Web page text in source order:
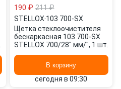
190 ₽ 211 ₽
STELLOX·103 700-SX
Щетка стеклоочистителя
бескаркасная 103 700-SX
STELLOX 700/28" мм/", 1 шт.
В корзину
сегодня в 09:30